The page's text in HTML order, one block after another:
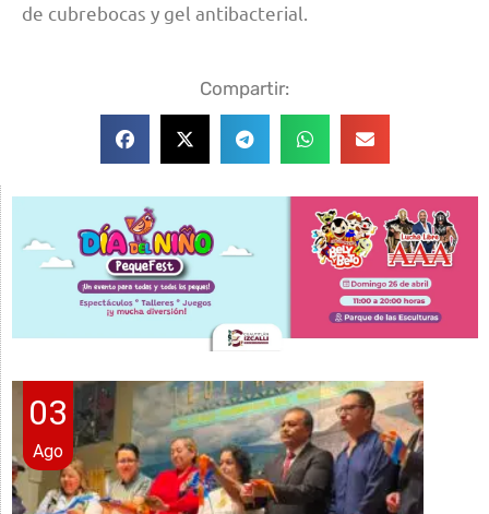
de cubrebocas y gel antibacterial.
Compartir:
03
Ago